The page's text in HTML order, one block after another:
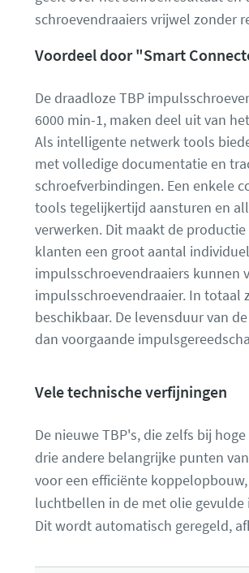
schroevendraaiers vrijwel zonder
Voordeel door "Smart
De draadloze TBP
6000 min-1, maken deel uit van
Als intelligente netwerk tools
met volledige documentatie en
schroefverbindingen. Een enkele
tools tegelijkertijd aansturen en
verwerken. Dit maakt de
klanten een groot aantal
impulsschroevendraaiers kunnen
impulsschroevendraaier. In totaal
beschikbaar. De levensduur van
dan voorgaande
Vele technische verfijningen
De nieuwe TBP's, die zelfs bij
drie andere belangrijke punten
voor een efficiënte
luchtbellen in de met olie
Dit wordt automatisch geregeld,